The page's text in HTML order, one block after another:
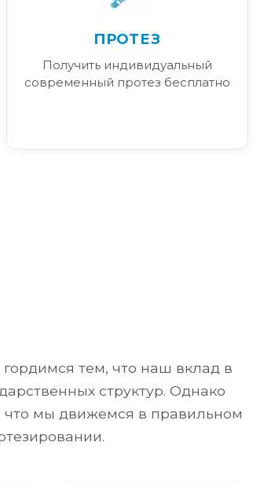
ПРОТЕЗ
Получить индивидуальный
современный протез бесплатно
тем, что наш вклад в
структур. Однако
что мы движемся в правильном